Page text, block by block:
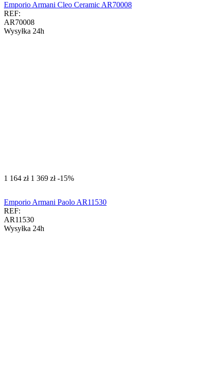
Emporio Armani Cleo Ceramic AR70008
REF:
AR70008
Wysyłka 24h
‍1 164‍ zł ‍1 369‍ zł -15%
Emporio Armani Paolo AR11530
REF:
AR11530
Wysyłka 24h